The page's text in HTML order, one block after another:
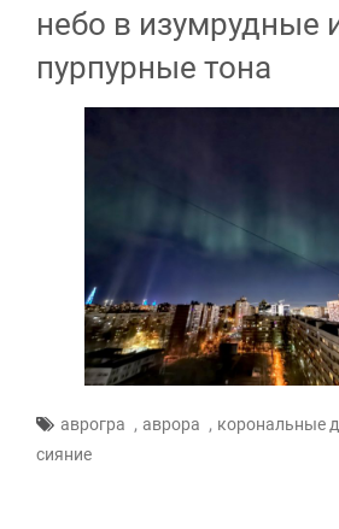
небо в изумрудные
пурпурные тона
аврогра , аврора , корональные
сияние